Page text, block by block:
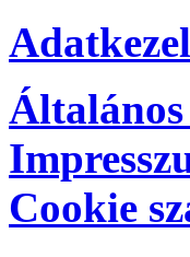
Általános
Cookie